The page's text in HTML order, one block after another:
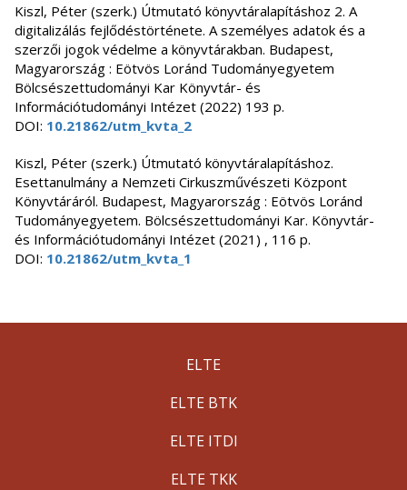
Kiszl, Péter (szerk.) Útmutató könyvtáralapításhoz 2. A
digitalizálás fejlődéstörténete. A személyes adatok és a
szerzői jogok védelme a könyvtárakban. Budapest,
Magyarország : Eötvös Loránd Tudományegyetem
Bölcsészettudományi Kar Könyvtár- és
Információtudományi Intézet (2022) 193 p.
DOI: 10.21862/utm_kvta_2
Kiszl, Péter (szerk.) Útmutató könyvtáralapításhoz.
Esettanulmány a Nemzeti Cirkuszművészeti Központ
Könyvtáráról. Budapest, Magyarország : Eötvös Loránd
Tudományegyetem. Bölcsészettudományi Kar. Könyvtár-
és Információtudományi Intézet (2021) , 116 p.
DOI: 10.21862/utm_kvta_1
ELTE
ELTE BTK
ELTE ITDI
ELTE TKK